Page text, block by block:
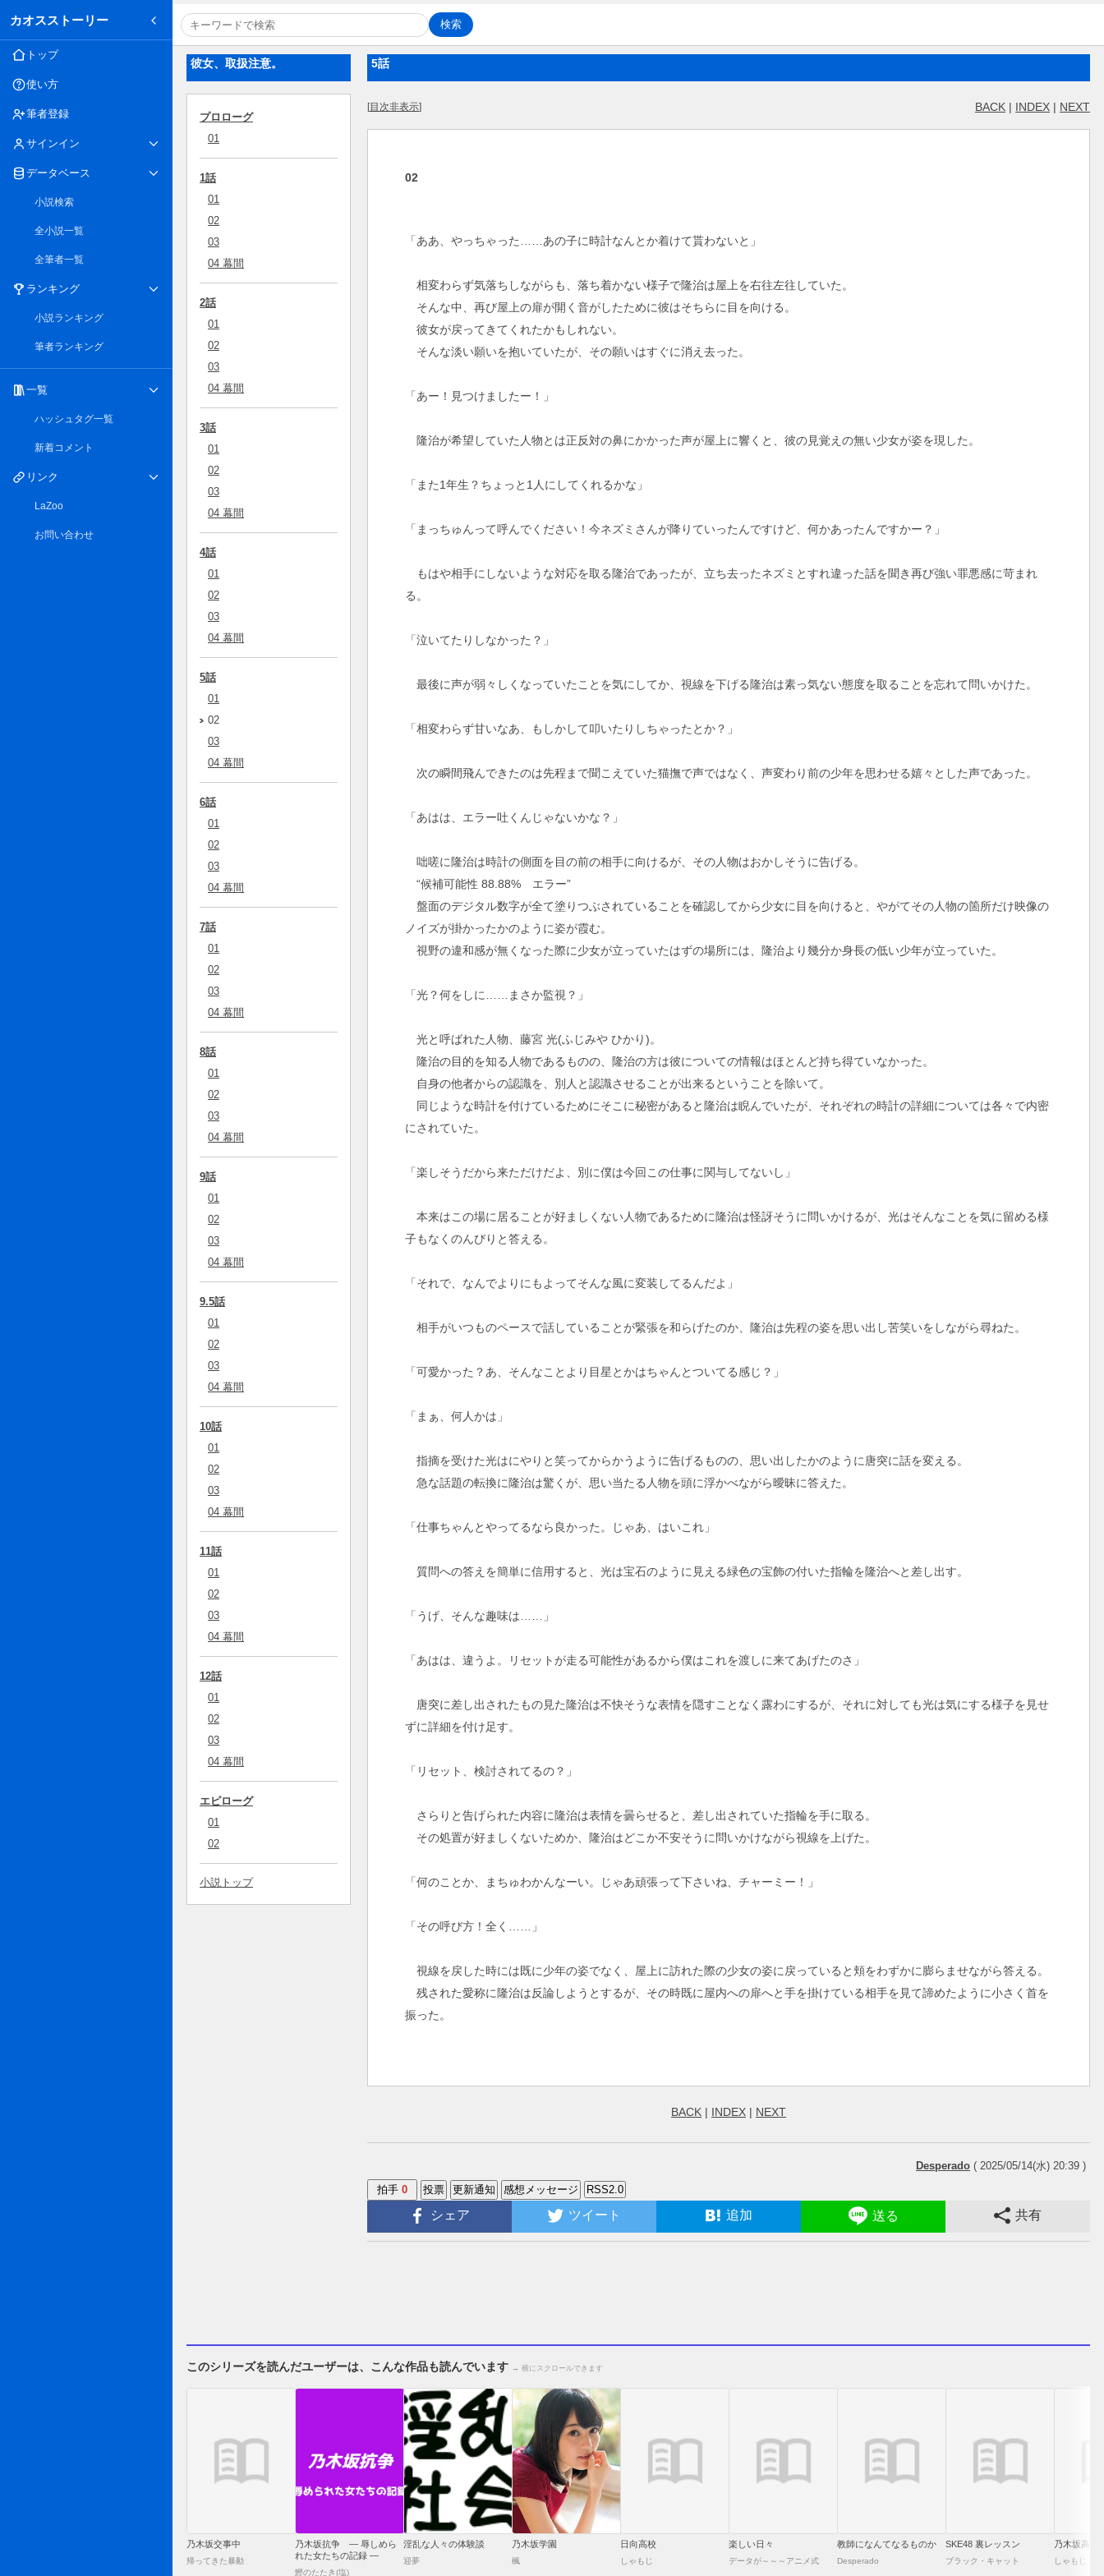
カオスストーリー
トップ
使い方
筆者登録
サインイン
データベース
小説検索
全小説一覧
全筆者一覧
ランキング
小説ランキング
筆者ランキング
一覧
ハッシュタグ一覧
新着コメント
リンク
LaZoo
お問い合わせ
彼女、取扱注意。
プロローグ
01
1話
01
02
03
04 幕間
2話
01
02
03
04 幕間
3話
01
02
03
04 幕間
4話
01
02
03
04 幕間
5話
01
02
03
04 幕間
6話
01
02
03
04 幕間
7話
01
02
03
04 幕間
8話
01
02
03
04 幕間
9話
01
02
03
04 幕間
9.5話
01
02
03
04 幕間
10話
01
02
03
04 幕間
11話
01
02
03
04 幕間
12話
01
02
03
04 幕間
エピローグ
01
02
小説トップ
5話
[目次非表示] BACK | INDEX | NEXT
02
「ああ、やっちゃった……あの子に時計なんとか着けて貰わないと」
相変わらず気落ちしながらも、落ち着かない様子で隆治は屋上を右往左往していた。
そんな中、再び屋上の扉が開く音がしたために彼はそちらに目を向ける。
彼女が戻ってきてくれたかもしれない。
そんな淡い願いを抱いていたが、その願いはすぐに消え去った。
「あー！見つけましたー！」
隆治が希望していた人物とは正反対の鼻にかかった声が屋上に響くと、彼の見覚えの無い少女が姿を現した。
「また1年生？ちょっと1人にしてくれるかな」
「まっちゅんって呼んでください！今ネズミさんが降りていったんですけど、何かあったんですかー？」
もはや相手にしないような対応を取る隆治であったが、立ち去ったネズミとすれ違った話を聞き再び強い罪悪感に苛まれ
る。
「泣いてたりしなかった？」
最後に声が弱々しくなっていたことを気にしてか、視線を下げる隆治は素っ気ない態度を取ることを忘れて問いかけた。
「相変わらず甘いなあ、もしかして叩いたりしちゃったとか？」
次の瞬間飛んできたのは先程まで聞こえていた猫撫で声ではなく、声変わり前の少年を思わせる嬉々とした声であった。
「あはは、エラー吐くんじゃないかな？」
咄嗟に隆治は時計の側面を目の前の相手に向けるが、その人物はおかしそうに告げる。
“候補可能性 88.88% エラー”
盤面のデジタル数字が全て塗りつぶされていることを確認してから少女に目を向けると、やがてその人物の箇所だけ映像の
ノイズが掛かったかのように姿が霞む。
視野の違和感が無くなった際に少女が立っていたはずの場所には、隆治より幾分か身長の低い少年が立っていた。
「光？何をしに……まさか監視？」
光と呼ばれた人物、藤宮 光(ふじみや ひかり)。
隆治の目的を知る人物であるものの、隆治の方は彼についての情報はほとんど持ち得ていなかった。
自身の他者からの認識を、別人と認識させることが出来るということを除いて。
同じような時計を付けているためにそこに秘密があると隆治は睨んでいたが、それぞれの時計の詳細については各々で内密
にされていた。
「楽しそうだから来ただけだよ、別に僕は今回この仕事に関与してないし」
本来はこの場に居ることが好ましくない人物であるために隆治は怪訝そうに問いかけるが、光はそんなことを気に留める様
子もなくのんびりと答える。
「それで、なんでよりにもよってそんな風に変装してるんだよ」
相手がいつものペースで話していることが緊張を和らげたのか、隆治は先程の姿を思い出し苦笑いをしながら尋ねた。
「可愛かった？あ、そんなことより目星とかはちゃんとついてる感じ？」
「まぁ、何人かは」
指摘を受けた光はにやりと笑ってからかうように告げるものの、思い出したかのように唐突に話を変える。
急な話題の転換に隆治は驚くが、思い当たる人物を頭に浮かべながら曖昧に答えた。
「仕事ちゃんとやってるなら良かった。じゃあ、はいこれ」
質問への答えを簡単に信用すると、光は宝石のように見える緑色の宝飾の付いた指輪を隆治へと差し出す。
「うげ、そんな趣味は……」
「あはは、違うよ。リセットが走る可能性があるから僕はこれを渡しに来てあげたのさ」
唐突に差し出されたもの見た隆治は不快そうな表情を隠すことなく露わにするが、それに対しても光は気にする様子を見せ
ずに詳細を付け足す。
「リセット、検討されてるの？」
さらりと告げられた内容に隆治は表情を曇らせると、差し出されていた指輪を手に取る。
その処置が好ましくないためか、隆治はどこか不安そうに問いかけながら視線を上げた。
「何のことか、まちゅわかんなーい。じゃあ頑張って下さいね、チャーミー！」
「その呼び方！全く……」
視線を戻した時には既に少年の姿でなく、屋上に訪れた際の少女の姿に戻っていると頬をわずかに膨らませながら答える。
残された愛称に隆治は反論しようとするが、その時既に屋内への扉へと手を掛けている相手を見て諦めたように小さく首を
振った。
BACK | INDEX | NEXT
Desperado ( 2025/05/14(水) 20:39 )
拍手 0
シェア ツイート 追加 送る 共有
このシリーズを読んだユーザーは、こんな作品も読んでいます → 横にスクロールできます
乃木坂交事中
帰ってきた暴動
乃木坂抗争 ― 辱しめら
れた女たちの記録 ―
鰹のたたき(塩)
淫乱な人々の体験談
迎夢
乃木坂学園
楓
日向高校
しゃもじ
楽しい日々
データが～～～アニメ式
教師になんてなるものか
Desperado
SKE48 裏レッスン
ブラック・キャット
乃木坂高校
しゃもじ